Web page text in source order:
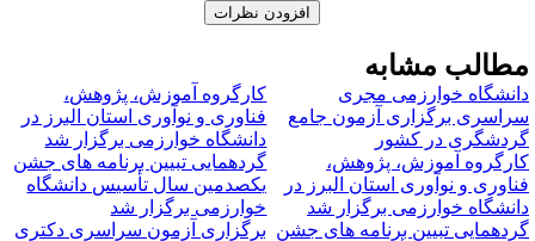
مشابه
خوارزمی مجری
برگزاری آزمون جامع
در کشور
کارگروه آموزش، پژوهش،
فناوری و نوآوری استان البرز در
دانشگاه خوارزمی برگزار شد
آموزش، پژوهش،
و نوآوری استان البرز در
خوارزمی برگزار شد
گردهمایی تبیین برنامه های جشن
یکصدمین سال تأسیس دانشگاه
خوارزمی برگزار شد
تبیین برنامه های جشن برگزاری آزمون سراسری دکتری